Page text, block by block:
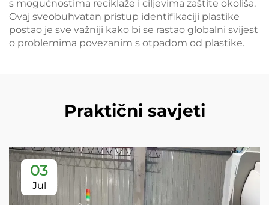
s mogućnostima reciklaže i ciljevima zaštite okoliša.
Ovaj sveobuhvatan pristup identifikaciji plastike
postao je sve važniji kako bi se rastao globalni svijest
o problemima povezanim s otpadom od plastike.
Praktični savjeti
03
Jul